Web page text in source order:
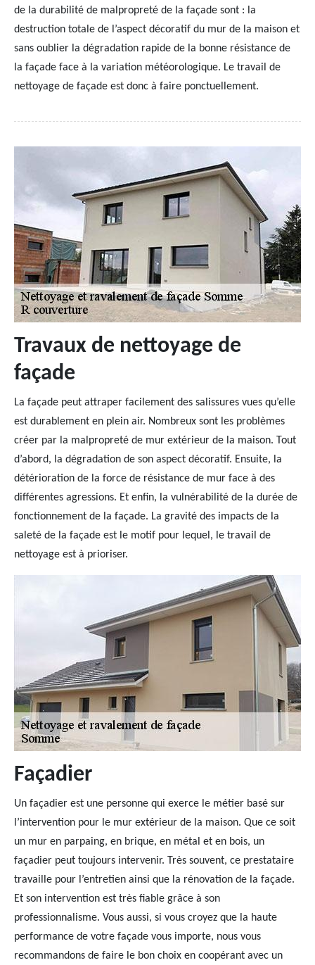
de la durabilité de malpropreté de la façade sont : la
destruction totale de l’aspect décoratif du mur de la maison et
sans oublier la dégradation rapide de la bonne résistance de
la façade face à la variation météorologique. Le travail de
nettoyage de façade est donc à faire ponctuellement.
Travaux de nettoyage de
façade
La façade peut attraper facilement des salissures vues qu’elle
est durablement en plein air. Nombreux sont les problèmes
créer par la malpropreté de mur extérieur de la maison. Tout
d’abord, la dégradation de son aspect décoratif. Ensuite, la
détérioration de la force de résistance de mur face à des
différentes agressions. Et enfin, la vulnérabilité de la durée de
fonctionnement de la façade. La gravité des impacts de la
saleté de la façade est le motif pour lequel, le travail de
nettoyage est à prioriser.
Façadier
Un façadier est une personne qui exerce le métier basé sur
l’intervention pour le mur extérieur de la maison. Que ce soit
un mur en parpaing, en brique, en métal et en bois, un
façadier peut toujours intervenir. Très souvent, ce prestataire
travaille pour l’entretien ainsi que la rénovation de la façade.
Et son intervention est très fiable grâce à son
professionnalisme. Vous aussi, si vous croyez que la haute
performance de votre façade vous importe, nous vous
recommandons de faire le bon choix en coopérant avec un